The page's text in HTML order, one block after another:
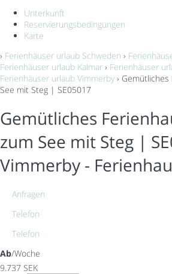
Unterkunft
Reservierungsbedingungen
Karte
› Ferienhäuser urlaub Schweden ›
Ferienhäuser urlaub Kalmar › Ferienhäuser
Ferienhäuser urlaub Vimmerby ›
See mit Steg | SE05017
Gemütliches
zum See mit Steg |
Vimmerby -
Anfragen
Telefon
Telefon
Ab/Woche
9.737 SEK